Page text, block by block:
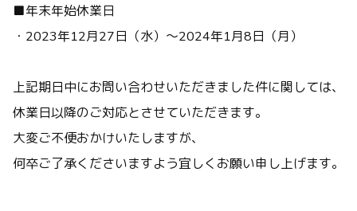
■年末年始休業日
・2023年12月27日（水）〜2024年1月8日（月）
上記期日中にお問い合わせいただきました件に関しては、
休業日以降のご対応とさせていただきます。
大変ご不便おかけいたしますが、
何卒ご了承くださいますよう宜しくお願い申し上げます。